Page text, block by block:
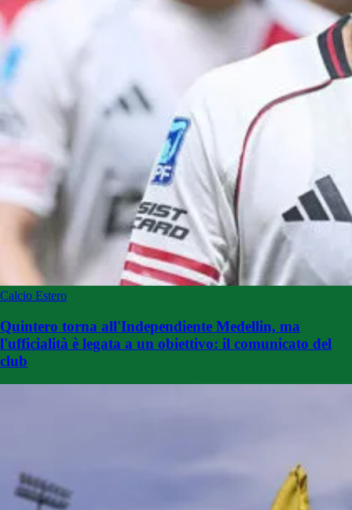
Calcio Estero
Quintero torna all'Independiente Medellin, ma
l'ufficialità è legata a un obiettivo: il comunicato del
club